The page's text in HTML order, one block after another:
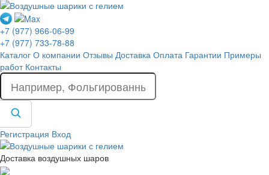
+7 (977) 966-06-99
+7 (977) 733-78-88
Каталог О компании Отзывы Доставка Оплата Гарантии Примеры
работ Контакты
Регистрация Вход
Доставка воздушных шаров